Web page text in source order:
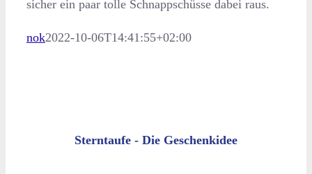
sicher ein paar tolle Schnappschüsse dabei raus.
nok2022-10-06T14:41:55+02:00
Sterntaufe - Die Geschenkidee